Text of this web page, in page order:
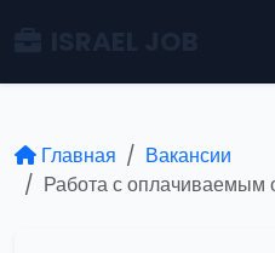
Главная
Вакансии
Работа с оплачиваемым